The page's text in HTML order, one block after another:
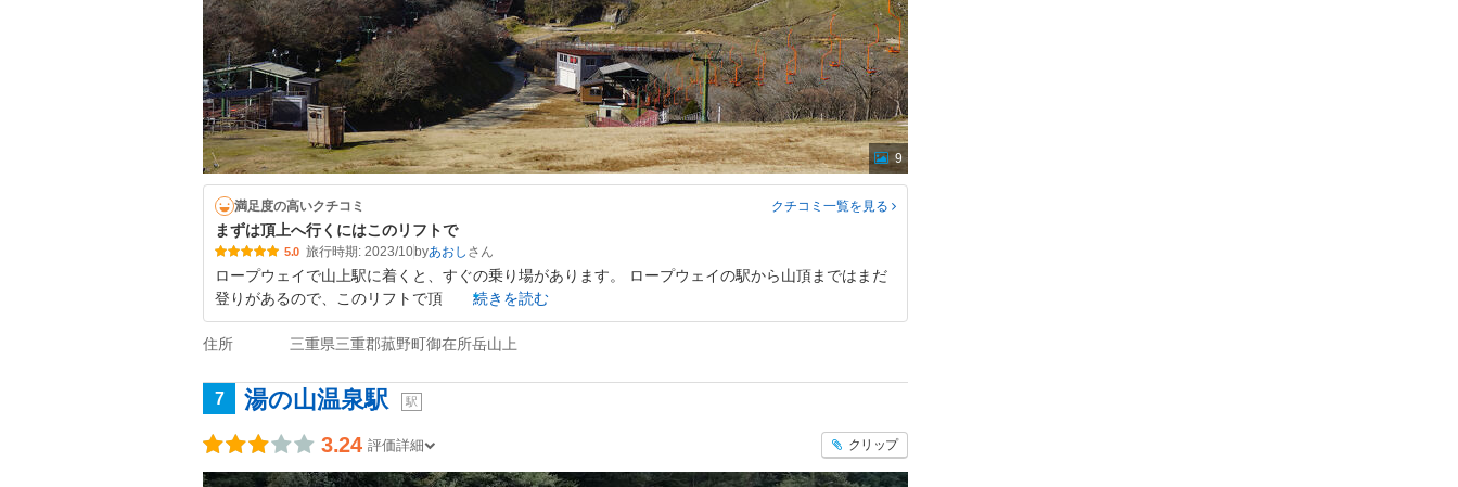
9
満足度の高いクチコミ クチコミ一覧を見る
まずは頂上へ行くにはこのリフトで
5.0 旅行時期: 2023/10byあおし
ロープウェイで山上駅に着くと、すぐの乗り場があります。 ロープウェイの駅から山頂まではまだ
登りがあるので、このリフトで頂
続きを読む
住所 三重県三重郡菰野町御在所岳山上
7 湯の山温泉駅 駅
3.24 評価詳細 クリップ